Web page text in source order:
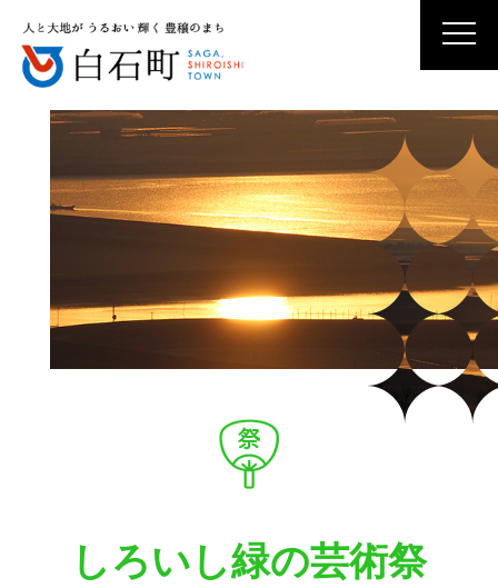
しろいし緑の芸術祭